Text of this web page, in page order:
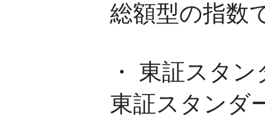
総額型の指数
・ 東証スタ
東証スタンダ